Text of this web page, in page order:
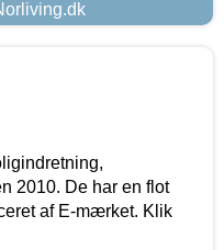
2010. De har en flot
af E-mærket. Klik